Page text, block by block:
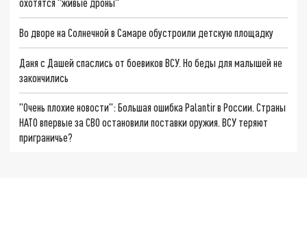
охотятся "живые дроны"
Во дворе на Солнечной в Самаре обустроили детскую площадку
Даня с Дашей спаслись от боевиков ВСУ. Но беды для малышей не
закончились
"Очень плохие новости": Большая ошибка Palantir в России. Страны
НАТО впервые за СВО остановили поставки оружия. ВСУ теряют
приграничье?